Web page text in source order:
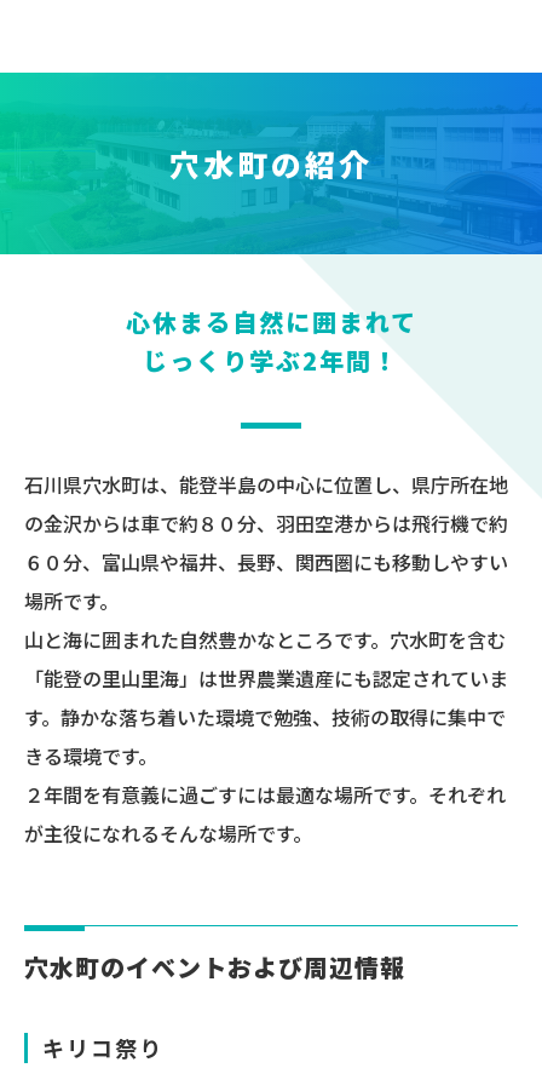
穴水町の紹介
心休まる自然に囲まれて
じっくり学ぶ2年間！
石川県穴水町は、能登半島の中心に位置し、県庁所在地
の金沢からは車で約８０分、羽田空港からは飛行機で約
６０分、富山県や福井、長野、関西圏にも移動しやすい
場所です。
山と海に囲まれた自然豊かなところです。穴水町を含む
「能登の里山里海」は世界農業遺産にも認定されていま
す。静かな落ち着いた環境で勉強、技術の取得に集中で
きる環境です。
２年間を有意義に過ごすには最適な場所です。それぞれ
が主役になれるそんな場所です。
穴水町のイベントおよび周辺情報
キリコ祭り